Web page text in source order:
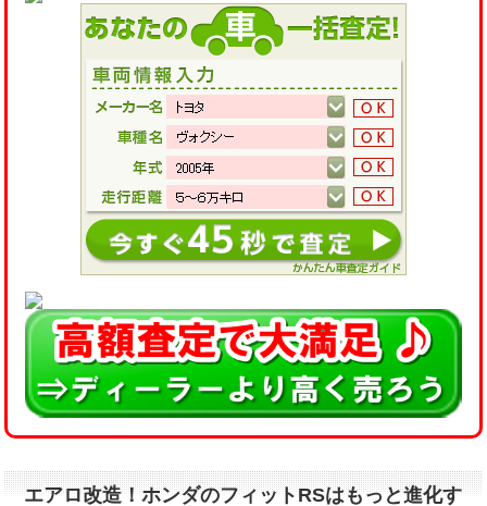
エアロ改造！ホンダのフィットRSはもっと進化す